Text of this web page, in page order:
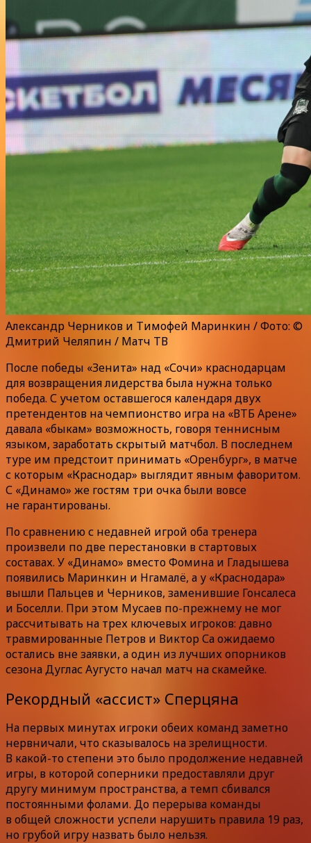
Александр Черников и Тимофей Маринкин / Фото: ©
Дмитрий Челяпин / Матч ТВ
После победы «Зенита» над «Сочи» краснодарцам
для возвращения лидерства была нужна только
победа. С учетом оставшегося календаря двух
претендентов на чемпионство игра на «ВТБ Арене»
давала «быкам» возможность, говоря теннисным
языком, заработать скрытый матчбол. В последнем
туре им предстоит принимать «Оренбург», в матче
с которым «Краснодар» выглядит явным фаворитом.
С «Динамо» же гостям три очка были вовсе
не гарантированы.
По сравнению с недавней игрой оба тренера
произвели по две перестановки в стартовых
составах. У «Динамо» вместо Фомина и Гладышева
появились Маринкин и Нгамалё, а у «Краснодара»
вышли Пальцев и Черников, заменившие Гонсалеса
и Боселли. При этом Мусаев по-прежнему не мог
рассчитывать на трех ключевых игроков: давно
травмированные Петров и Виктор Са ожидаемо
остались вне заявки, а один из лучших опорников
сезона Дуглас Аугусто начал матч на скамейке.
Рекордный «ассист» Сперцяна
На первых минутах игроки обеих команд заметно
нервничали, что сказывалось на зрелищности.
В какой-то степени это было продолжение недавней
игры, в которой соперники предоставляли друг
другу минимум пространства, а темп сбивался
постоянными фолами. До перерыва команды
в общей сложности успели нарушить правила 19 раз,
но грубой игру назвать было нельзя.